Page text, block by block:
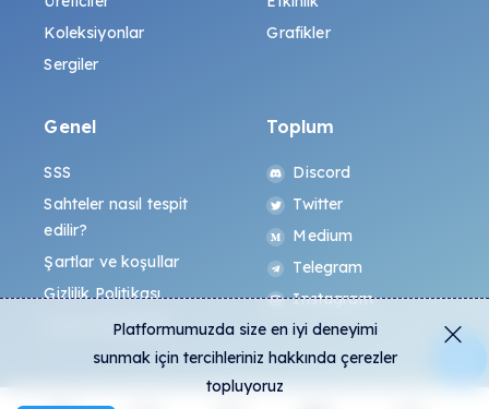
Koleksiyonlar
Sergiler
Grafikler
Genel
SSS
Sahteler nasıl tespit
edilir?
Şartlar ve koşullar
Gizlilik Politikası
All-Art Protokolü
Toplum
Discord
Twitter
Medium
Telegram
Instagram
Platformumuzda size en iyi deneyimi
sunmak için tercihleriniz hakkında çerezler
topluyoruz